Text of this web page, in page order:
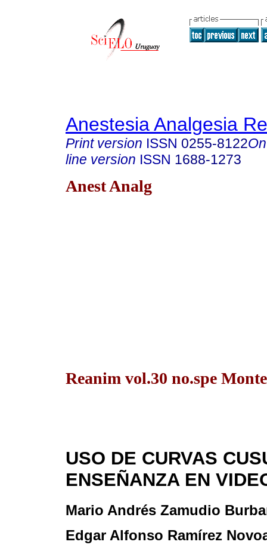
Anestesia Analgesia
Print version ISSN 0255-8122
line version ISSN 1688-1273
Anest Analg
Reanim vol.30 no.spe
USO DE CURVAS
ENSEÑANZA EN
Mario Andrés Zamudio
Edgar Alfonso Ramírez